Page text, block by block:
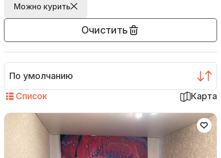
Можно курить
Очистить
По умолчанию
Список
Карта